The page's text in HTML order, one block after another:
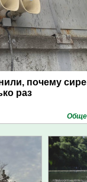
почему
раз